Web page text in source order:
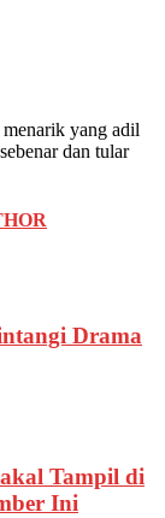
yang adil
dan tular
Drama
Tampil di
Ini